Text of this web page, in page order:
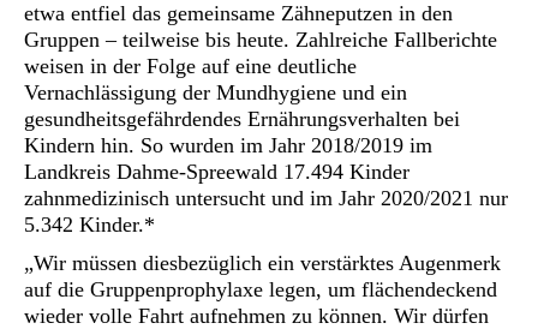
etwa entfiel das gemeinsame Zähneputzen in den
Gruppen – teilweise bis heute. Zahlreiche Fallberichte
weisen in der Folge auf eine deutliche
Vernachlässigung der Mundhygiene und ein
gesundheitsgefährdendes Ernährungsverhalten bei
Kindern hin. So wurden im Jahr 2018/2019 im
Landkreis Dahme-Spreewald 17.494 Kinder
zahnmedizinisch untersucht und im Jahr 2020/2021 nur
5.342 Kinder.*
„Wir müssen diesbezüglich ein verstärktes Augenmerk
auf die Gruppenprophylaxe legen, um flächendeckend
wieder volle Fahrt aufnehmen zu können. Wir dürfen